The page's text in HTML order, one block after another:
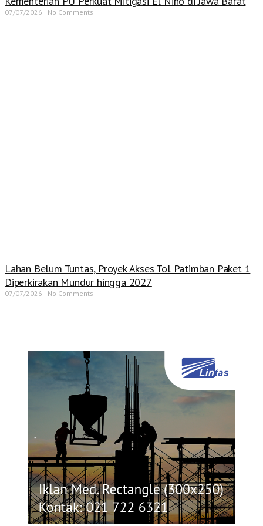
07/07/2026 No Comments
Lahan Belum Tuntas, Proyek Akses Tol Patimban Paket 1
Diperkirakan Mundur hingga 2027
07/07/2026 No Comments